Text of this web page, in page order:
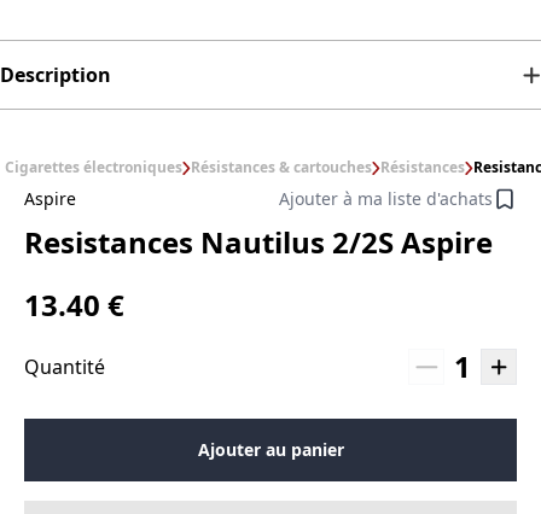
Description
Cigarettes électroniques Résistances & cartouches Résistances
Aspire Ajouter à ma liste d'achats
Resistances Nautilus 2/2S Aspire
13.40 €
Quantité 1
Ajouter au panier